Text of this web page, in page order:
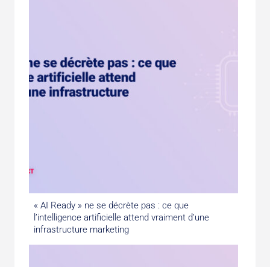
« AI Ready » ne se décrète pas : ce que
l’intelligence artificielle attend vraiment d’une
infrastructure marketing